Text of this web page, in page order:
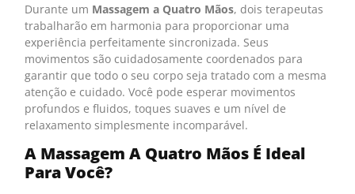
Durante um Massagem a Quatro Mãos, dois terapeutas
trabalharão em harmonia para proporcionar uma
experiência perfeitamente sincronizada. Seus
movimentos são cuidadosamente coordenados para
garantir que todo o seu corpo seja tratado com a mesma
atenção e cuidado. Você pode esperar movimentos
profundos e fluidos, toques suaves e um nível de
relaxamento simplesmente incomparável.
A Massagem A Quatro Mãos É Ideal
Para Você?